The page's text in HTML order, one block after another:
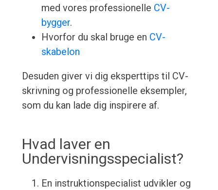
med vores professionelle CV-
bygger.
Hvorfor du skal bruge en CV-
skabelon
Desuden giver vi dig eksperttips til CV-
skrivning og professionelle eksempler,
som du kan lade dig inspirere af.
Hvad laver en
Undervisningsspecialist?
En instruktionspecialist udvikler og